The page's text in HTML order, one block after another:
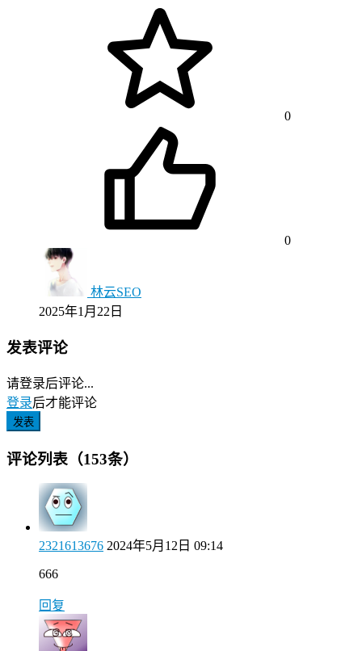
0
0
林云SEO
2025年1月22日
发表评论
请登录后评论...
登录后才能评论
发表
评论列表（153条）
2321613676 2024年5月12日 09:14
666
回复